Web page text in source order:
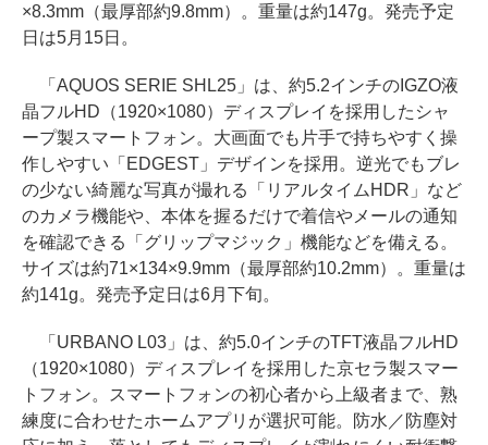
×8.3mm（最厚部約9.8mm）。重量は約147g。発売予定
日は5月15日。
「AQUOS SERIE SHL25」は、約5.2インチのIGZO液
晶フルHD（1920×1080）ディスプレイを採用したシャ
ープ製スマートフォン。大画面でも片手で持ちやすく操
作しやすい「EDGEST」デザインを採用。逆光でもブレ
の少ない綺麗な写真が撮れる「リアルタイムHDR」など
のカメラ機能や、本体を握るだけで着信やメールの通知
を確認できる「グリップマジック」機能などを備える。
サイズは約71×134×9.9mm（最厚部約10.2mm）。重量は
約141g。発売予定日は6月下旬。
「URBANO L03」は、約5.0インチのTFT液晶フルHD
（1920×1080）ディスプレイを採用した京セラ製スマー
トフォン。スマートフォンの初心者から上級者まで、熟
練度に合わせたホームアプリが選択可能。防水／防塵対